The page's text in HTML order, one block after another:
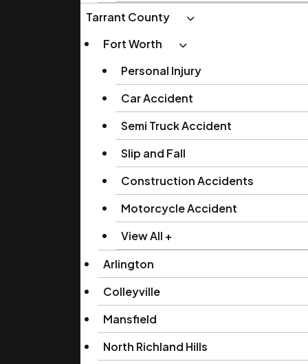
Tarrant County
Fort Worth
Personal Injury
Car Accident
Semi Truck Accident
Slip and Fall
Construction Accidents
Motorcycle Accident
View All +
Arlington
Colleyville
Mansfield
North Richland Hills